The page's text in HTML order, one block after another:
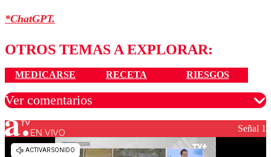
*ChatGPT.
OTROS TEMAS A EXPLORAR:
MEDICARSE RECETA RIESGOS
Ver comentarios
Los comentarios son moderados para garantizar un
diálogo respetuoso.
EN VIVO Señal 1